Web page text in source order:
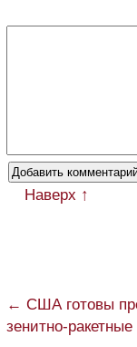
Наверх ↑
← США готовы
зенитно-